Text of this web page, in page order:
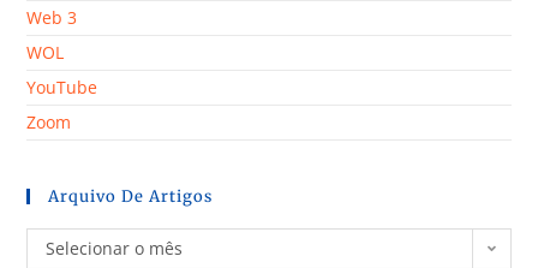
Web 3
WOL
YouTube
Zoom
Arquivo De Artigos
Selecionar o mês